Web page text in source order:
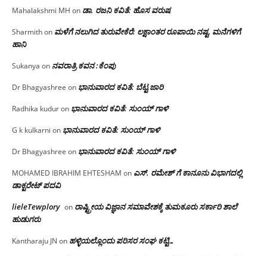
Mahalakshmi MH on ಡಾ. ರಜನಿ ಕವಿತೆ: ಹೊಸ ವರುಷ
Sharmithon ಮಳೆಗೆ ನಲುಗಿದ ತುರುವೇಕೆರೆ: ಲಕ್ಷಾಂತರ ರೂಪಾಯಿ ನಷ್ಟ, ಮನೆಗಳಿಗೆ
ಹಾನಿ
Sukanya on ನವರಾತ್ರಿ ಕವನ :ಕೆಂಪು
Dr Bhagyashree on ಭಾನುವಾರದ ಕವಿತೆ: ಬೆಟ್ಟ ಜಾರಿ
Radhika kuduron ಭಾನುವಾರದ ಕವಿತೆ: ಸುಂಯ್ ಗಾಳಿ
G k kulkarni on ಭಾನುವಾರದ ಕವಿತೆ: ಸುಂಯ್ ಗಾಳಿ
Dr Bhagyashree on ಭಾನುವಾರದ ಕವಿತೆ: ಸುಂಯ್ ಗಾಳಿ
MOHAMED IBRAHIM EHTESHAM on ಎಸ್. ರಮೇಶ್ ಗೆ ಕಾನೂನು ವಿಭಾಗದಲ್ಲಿ
ಡಾಕ್ಟರೇಟ್ ಪದವಿ
lieleTewplory on ರಾಷ್ಟ್ರೀಯ ವಿಜ್ಞಾನ ಸಮಾವೇಶಕ್ಕೆ‌ ತುಮಕೂರು ಸರ್ಕಾರಿ ಶಾಲೆ
ಹುಡುಗರು
Kantharaju JN on ಹಳ್ಳಿಯಲ್ಲೊಂದು ಪರಿಸರ ಸಂಘ ಕಟ್ಟಿ…